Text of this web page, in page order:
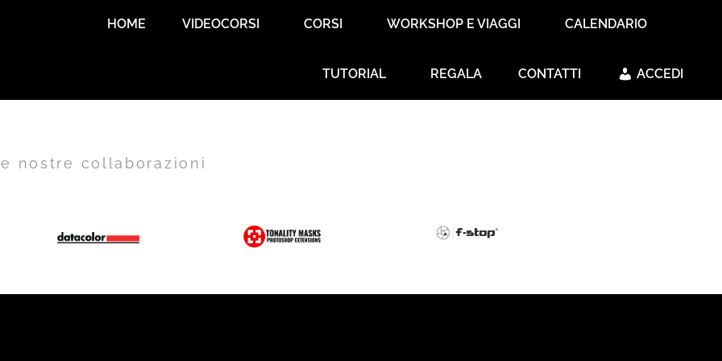
HOME VIDEOCORSI CORSI WORKSHOP E VIAGGI CALENDARIO
TUTORIAL REGALA CONTATTI ACCEDI
nostre collaborazioni